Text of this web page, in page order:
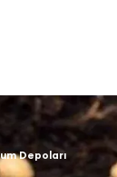
Depoları